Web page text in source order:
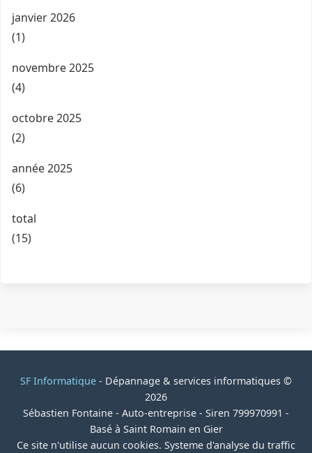
janvier 2026
(1)
novembre 2025
(4)
octobre 2025
(2)
année 2025
(6)
total
(15)
SF Informatique - Dépannage & services informatiques ©
2026
Sébastien Fontaine - Auto-entreprise - Siren 799970991 -
Basé à Saint Romain en Gier
Ce site n'utilise aucun cookies. Systeme d'analyse du traffic